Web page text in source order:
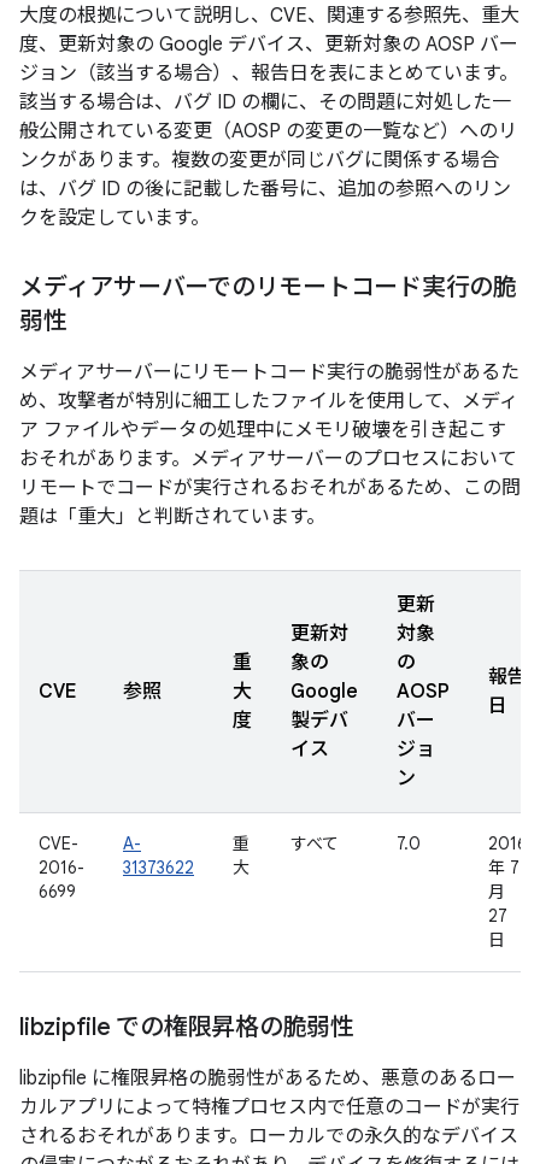
大度の根拠について説明し、CVE、関連する参照先、重大
度、更新対象の Google デバイス、更新対象の AOSP バー
ジョン（該当する場合）、報告日を表にまとめています。
該当する場合は、バグ ID の欄に、その問題に対処した一
般公開されている変更（AOSP の変更の一覧など）へのリ
ンクがあります。複数の変更が同じバグに関係する場合
は、バグ ID の後に記載した番号に、追加の参照へのリン
クを設定しています。
メディアサーバーでのリモートコード実行の脆
弱性
メディアサーバーにリモートコード実行の脆弱性があるた
め、攻撃者が特別に細工したファイルを使用して、メディ
ア ファイルやデータの処理中にメモリ破壊を引き起こす
おそれがあります。メディアサーバーのプロセスにおいて
リモートでコードが実行されるおそれがあるため、この問
題は「重大」と判断されています。
CVE 参照
重
大
度
更新対
象の
Google
製デバ
イス
更新
対象
の
AOSP
バー
ジョ
ン
報告
日
CVE-
2016-
6699
A-
31373622
重
大
すべて 7.0
2016
年 7
月
27
日
libzipfile での権限昇格の脆弱性
libzipfile に権限昇格の脆弱性があるため、悪意のあるロー
カルアプリによって特権プロセス内で任意のコードが実行
されるおそれがあります。ローカルでの永久的なデバイス